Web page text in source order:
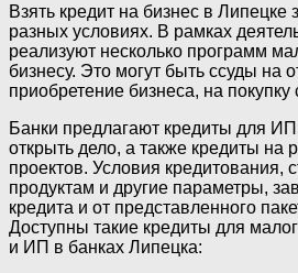
Взять кредит на бизнес в Липецке
разных условиях. В рамках
реализуют несколько программ
бизнесу. Это могут быть ссуды на
приобретение бизнеса, на покупку
Банки предлагают кредиты для
открыть дело, а также кредиты на
проектов. Условия кредитования,
продуктам и другие параметры,
кредита и от представленного
Доступны такие кредиты для
и ИП в банках Липецка: